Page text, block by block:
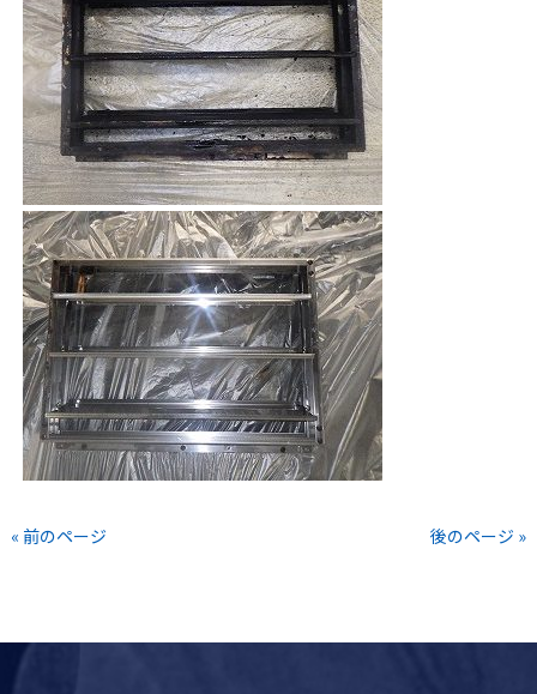
« 前のページ 後のページ »